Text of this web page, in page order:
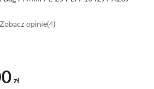
skali od 1 do 5
Zobacz opinie(4)
zł